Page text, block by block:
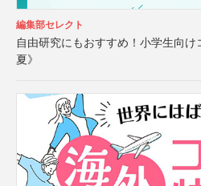
編集部セレクト
自由研究にもおすすめ！小学生向
夏》